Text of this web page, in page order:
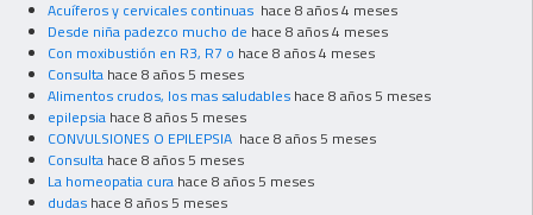
Acuíferos y cervicales continuas hace 8 años 4 meses
Desde niña padezco mucho de hace 8 años 4 meses
Con moxibustión en R3, R7 o hace 8 años 4 meses
Consulta hace 8 años 5 meses
Alimentos crudos, los mas saludables hace 8 años 5 meses
epilepsia hace 8 años 5 meses
CONVULSIONES O EPILEPSIA hace 8 años 5 meses
Consulta hace 8 años 5 meses
La homeopatia cura hace 8 años 5 meses
dudas hace 8 años 5 meses